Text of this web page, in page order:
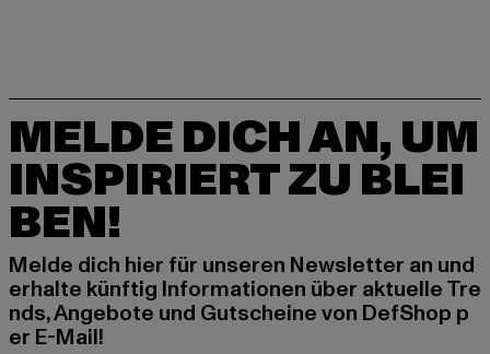
MELDE DICH AN, UM
INSPIRIERT ZU BLEI
BEN!
Melde dich hier für unseren Newsletter an und
erhalte künftig Informationen über aktuelle Tre
nds, Angebote und Gutscheine von DefShop p
er E-Mail!